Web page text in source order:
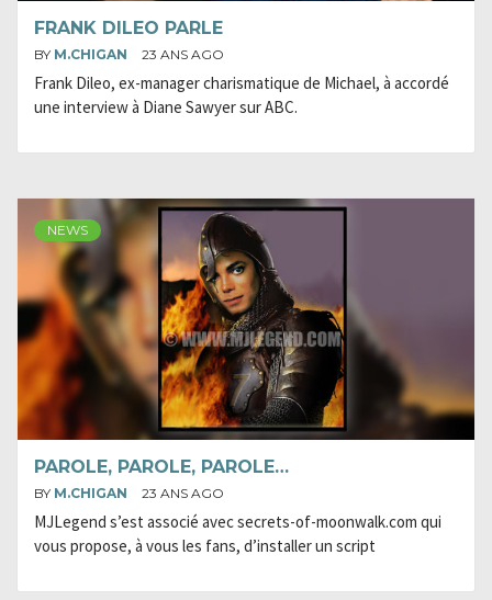
FRANK DILEO PARLE
BY M.CHIGAN 23 ANS AGO
Frank Dileo, ex-manager charismatique de Michael, à accordé
une interview à Diane Sawyer sur ABC.
NEWS
PAROLE, PAROLE, PAROLE…
BY M.CHIGAN 23 ANS AGO
MJLegend s’est associé avec secrets-of-moonwalk.com qui
vous propose, à vous les fans, d’installer un script